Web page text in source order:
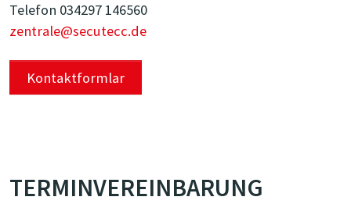
Telefon 034297 146560
zentrale@secutecc.de
Kontaktformlar
TERMINVEREINBARUNG